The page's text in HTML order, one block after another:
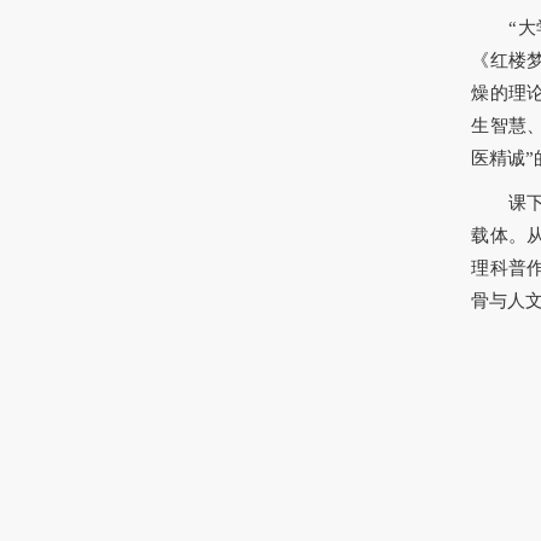
“
《红楼
燥的理
生智慧
医精诚”
课
载体。
理科普
骨与人